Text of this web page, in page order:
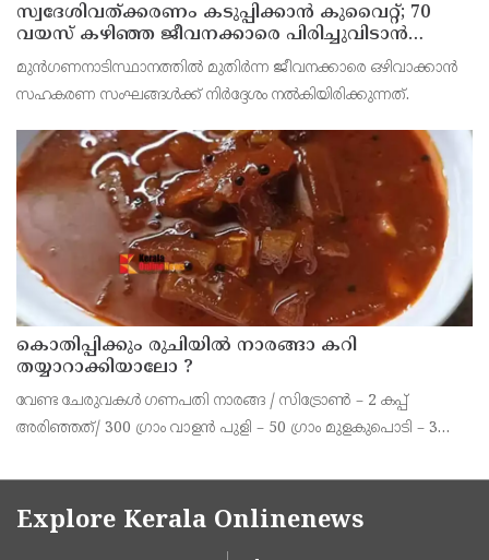
സ്വദേശിവത്ക്കരണം കടുപ്പിക്കാന്‍ കുവൈറ്റ്; 70
വയസ് കഴിഞ്ഞ ജീവനക്കാരെ പിരിച്ചുവിടാന്‍
തീരുമാനം
മുന്‍ഗണനാടിസ്ഥാനത്തില്‍ മുതിര്‍ന്ന ജീവനക്കാരെ ഒഴിവാക്കാന്‍
സഹകരണ സംഘങ്ങള്‍ക്ക് നിര്‍ദ്ദേശം നല്‍കിയിരിക്കുന്നത്.
കൊതിപ്പിക്കും രുചിയിൽ നാരങ്ങാ കറി
തയ്യാറാക്കിയാലോ ?
വേണ്ട ചേരുവകൾ ഗണപതി നാരങ്ങ / സിട്രോൺ – 2 കപ്പ്
അരിഞ്ഞത്/ 300 ഗ്രാം വാളൻ പുളി – 50 ഗ്രാം മുളകുപൊടി – 3
– ഒരു ചെറിയ കഷണം വെളുത്തുള്ളി – 10 മുതൽ
Explore Kerala Onlinenews